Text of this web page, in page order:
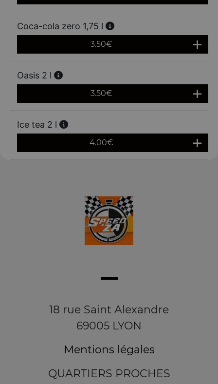
Coca-cola zero 1,75 l
3.50€
Oasis 2 l
3.50€
Ice tea 2 l
4.00€
18 rue Saint Alexandre
69005 LYON
Mentions légales
QUARTIERS PROCHES